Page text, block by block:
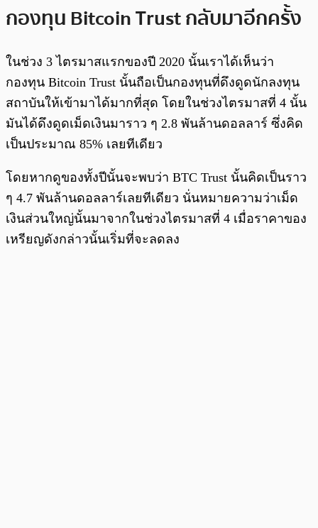
กองทุน Bitcoin Trust กลับมาอีกครั้ง
ในช่วง 3 ไตรมาสแรกของปี 2020 นั้นเราได้เห็นว่า
กองทุน Bitcoin Trust นั้นถือเป็นกองทุนที่ดึงดูดนักลงทุน
สถาบันให้เข้ามาได้มากที่สุด โดยในช่วงไตรมาสที่ 4 นั้น
มันได้ดึงดูดเม็ดเงินมาราว ๆ 2.8 พันล้านดอลลาร์ ซึ่งคิด
เป็นประมาณ 85% เลยทีเดียว
โดยหากดูของทั้งปีนั้นจะพบว่า BTC Trust นั้นคิดเป็นราว
ๆ 4.7 พันล้านดอลลาร์เลยทีเดียว นั่นหมายความว่าเม็ด
เงินส่วนใหญ่นั้นมาจากในช่วงไตรมาสที่ 4 เมื่อราคาของ
เหรียญดังกล่าวนั้นเริ่มที่จะลดลง